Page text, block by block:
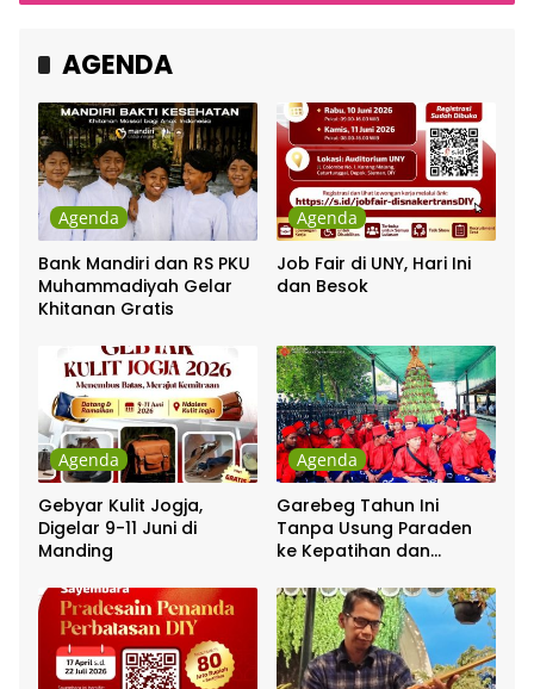
Chrisye
AGENDA
Agenda
Bank Mandiri dan RS PKU
Muhammadiyah Gelar
Khitanan Gratis
Agenda
Job Fair di UNY, Hari Ini
dan Besok
Agenda
Gebyar Kulit Jogja,
Digelar 9-11 Juni di
Manding
Agenda
Garebeg Tahun Ini
Tanpa Usung Paraden
ke Kepatihan dan